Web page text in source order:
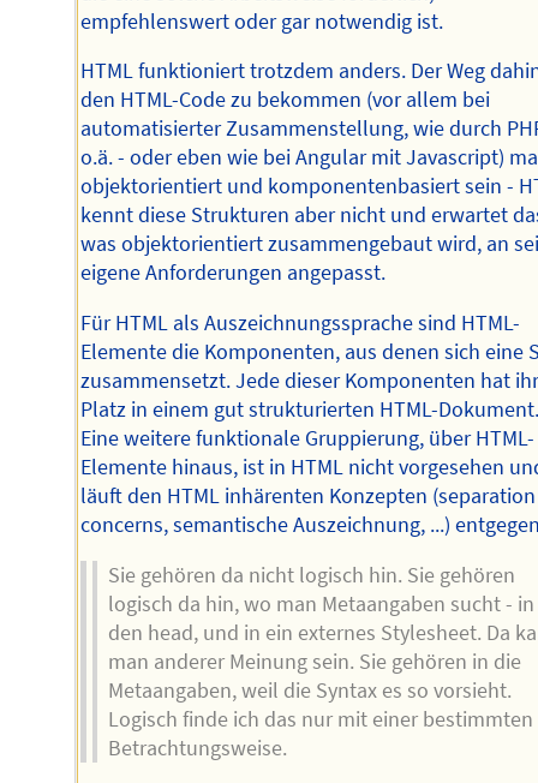
empfehlenswert oder gar notwendig ist.
HTML funktioniert trotzdem anders. Der Weg
den HTML-Code zu bekommen (vor allem bei
automatisierter Zusammenstellung, wie durch
o.ä. - oder eben wie bei Angular mit Javascript)
objektorientiert und komponentenbasiert sein -
kennt diese Strukturen aber nicht und erwartet
was objektorientiert zusammengebaut wird, an
eigene Anforderungen angepasst.
Für HTML als Auszeichnungssprache sind HTML-
Elemente die Komponenten, aus denen sich eine
zusammensetzt. Jede dieser Komponenten hat
Platz in einem gut strukturierten HTML-
Eine weitere funktionale Gruppierung, über HTML-
Elemente hinaus, ist in HTML nicht vorgesehen
läuft den HTML inhärenten Konzepten
concerns, semantische Auszeichnung, ...)
Sie gehören da nicht logisch hin. Sie gehören
logisch da hin, wo man Metaangaben sucht - in
den head, und in ein externes Stylesheet. Da
man anderer Meinung sein. Sie gehören in die
Metaangaben, weil die Syntax es so vorsieht.
Logisch finde ich das nur mit einer bestimmten
Betrachtungsweise.